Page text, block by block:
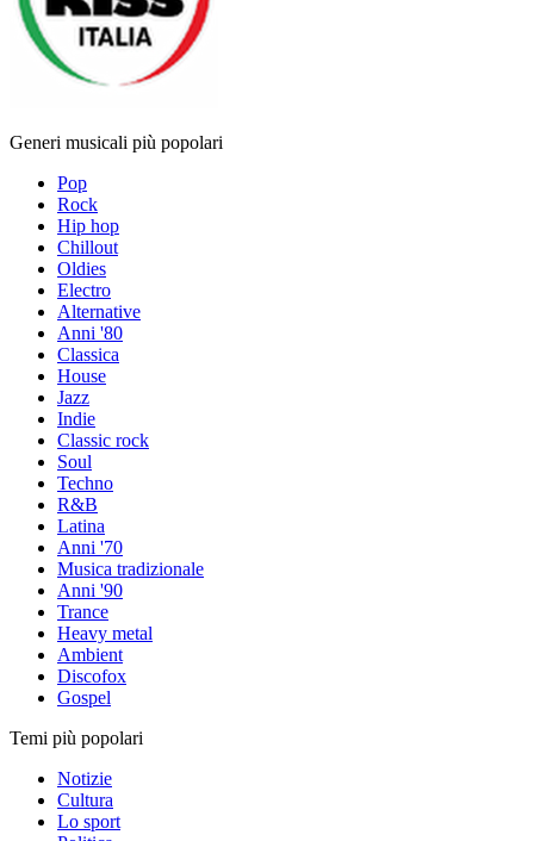
Generi musicali più popolari
Pop
Rock
Hip hop
Chillout
Oldies
Electro
Alternative
Anni '80
Classica
House
Jazz
Indie
Classic rock
Soul
Techno
R&B
Latina
Anni '70
Musica tradizionale
Anni '90
Trance
Heavy metal
Ambient
Discofox
Gospel
Temi più popolari
Notizie
Cultura
Lo sport